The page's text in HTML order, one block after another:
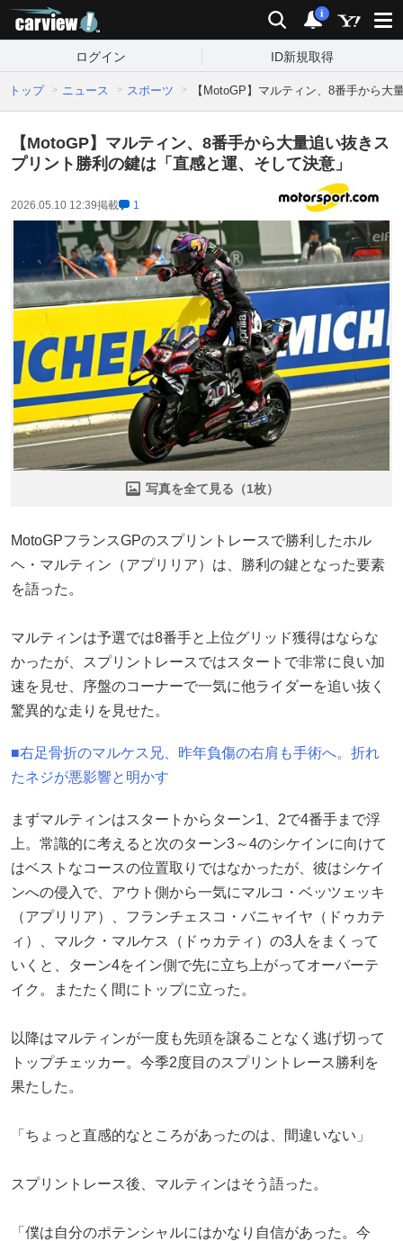
検索 通知
i
ログイン ID新規取得
トップ ニュース スポーツ 【MotoGP】マルティン、8番手から
【MotoGP】マルティン、8番手から大量追い抜きス
プリント勝利の鍵は「直感と運、そして決意」
2026.05.10 12:39掲載 1
写真を全て見る（1枚）
MotoGPフランスGPのスプリントレースで勝利したホル
ヘ・マルティン（アプリリア）は、勝利の鍵となった要素
を語った。
マルティンは予選では8番手と上位グリッド獲得はならな
かったが、スプリントレースではスタートで非常に良い加
速を見せ、序盤のコーナーで一気に他ライダーを追い抜く
驚異的な走りを見せた。
■右足骨折のマルケス兄、昨年負傷の右肩も手術へ。折れ
たネジが悪影響と明かす
まずマルティンはスタートからターン1、2で4番手まで浮
上。常識的に考えると次のターン3～4のシケインに向けて
はベストなコースの位置取りではなかったが、彼はシケイ
ンへの侵入で、アウト側から一気にマルコ・ベッツェッキ
（アプリリア）、フランチェスコ・バニャイヤ（ドゥカテ
ィ）、マルク・マルケス（ドゥカティ）の3人をまくって
いくと、ターン4をイン側で先に立ち上がってオーバーテ
イク。またたく間にトップに立った。
以降はマルティンが一度も先頭を譲ることなく逃げ切って
トップチェッカー。今季2度目のスプリントレース勝利を
果たした。
「ちょっと直感的なところがあったのは、間違いない」
スプリントレース後、マルティンはそう語った。
「僕は自分のポテンシャルにはかなり自信があった。今